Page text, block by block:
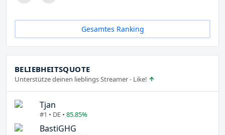
Gesamtes Ranking
BELIEBHEITSQUOTE
Unterstütze deinen lieblings Streamer - Like!
Tjan
#1 • DE • 85.85%
BastiGHG